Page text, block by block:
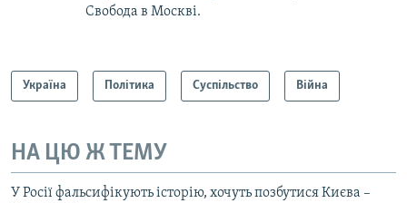
Свобода в Москві.
Україна Політика Суспільство Війна
НА ЦЮ Ж ТЕМУ
У Росії фальсифікують історію, хочуть позбутися Києва –